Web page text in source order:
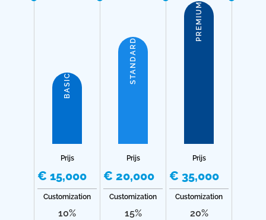
BASIC
Prijs
€ 15,000
Customization
10%
STANDARD
Prijs
€ 20,000
Customization
15%
PREMIUM
Prijs
€ 35,000
Customization
20%